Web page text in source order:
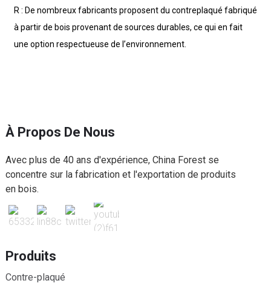
R : De nombreux fabricants proposent du contreplaqué fabriqué
à partir de bois provenant de sources durables, ce qui en fait
une option respectueuse de l’environnement.
À Propos De Nous
Avec plus de 40 ans d'expérience, China Forest se
concentre sur la fabrication et l'exportation de produits
en bois.
Produits
Contre-plaqué